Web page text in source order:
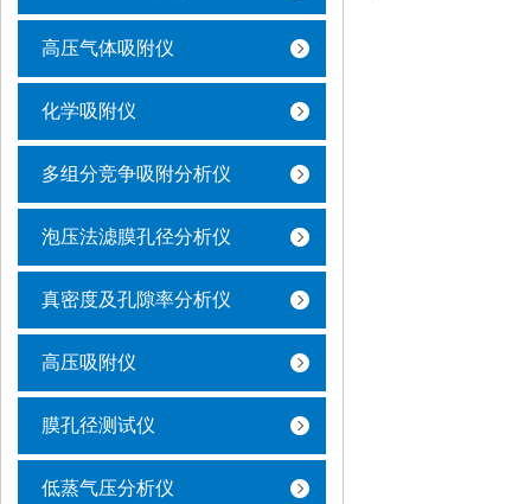
高压气体吸附仪
化学吸附仪
多组分竞争吸附分析仪
泡压法滤膜孔径分析仪
真密度及孔隙率分析仪
高压吸附仪
膜孔径测试仪
低蒸气压分析仪